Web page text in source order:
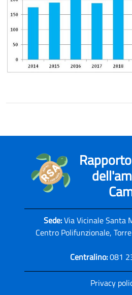
Sede:Via Vicinale Santa
Centro Polifunzionale,
Centralino:081
Privacy